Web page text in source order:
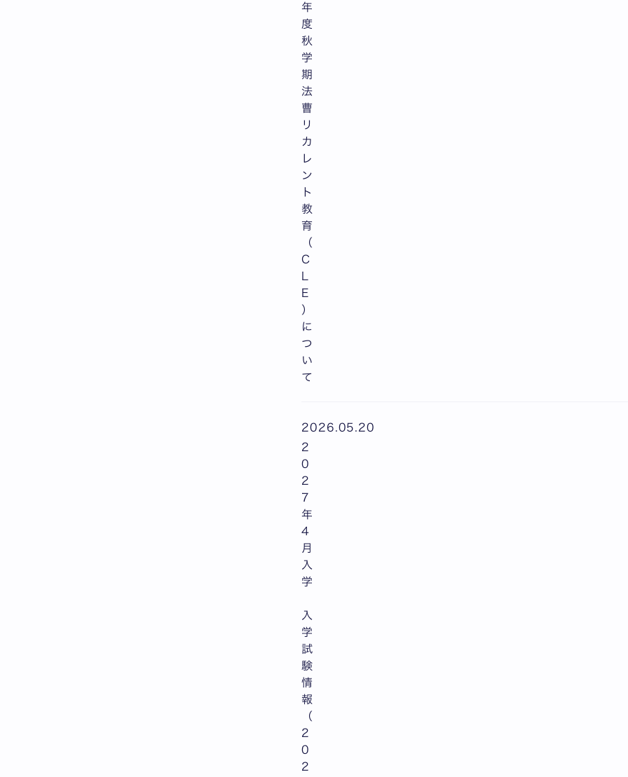
年
度
秋
学
期
法
曹
リ
カ
レ
ン
ト
教
育
（
C
E
）
に
つ
い
て
2026.05.20
2
0
2
7
年
4
月
入
学
入
学
試
験
情
報
（
2
0
2